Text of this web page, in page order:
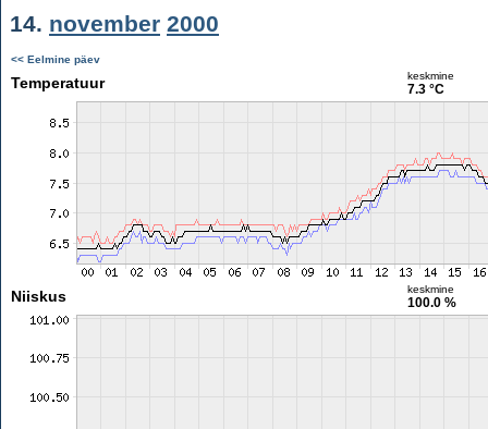
14. november 2000
<< Eelmine päev
Temperatuur keskmine
7.3 °C
Niiskus keskmine
100.0 %